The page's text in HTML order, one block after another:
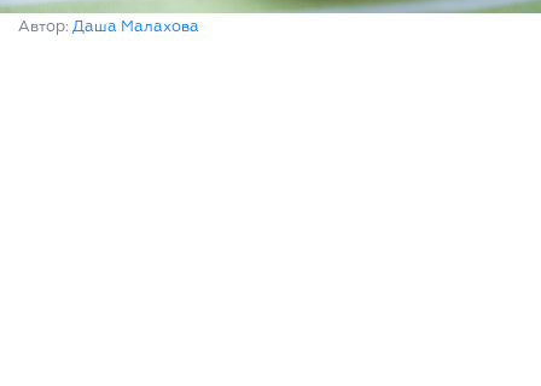
Автор: Даша Малахова